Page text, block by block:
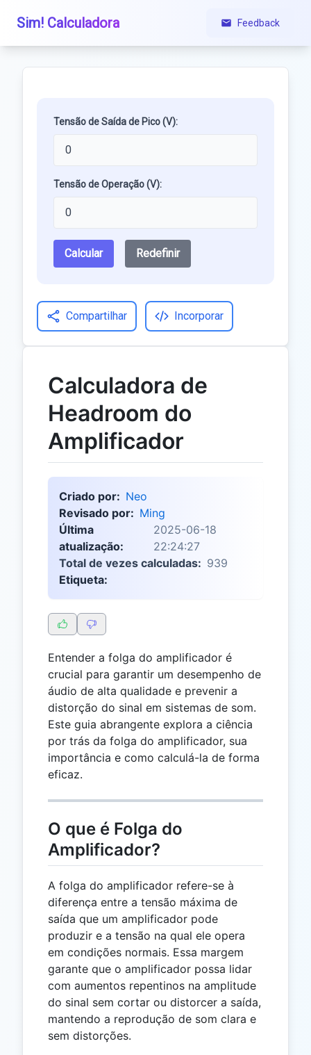
Sim! Calculadora Feedback
Tensão de Saída de Pico (V):
Tensão de Operação (V):
Calcular Redefinir
Compartilhar Incorporar
Calculadora de
Headroom do
Amplificador
Criado por: Neo
Revisado por: Ming
Última
atualização:
2025-06-18
22:24:27
Total de vezes calculadas: 939
Etiqueta:
Entender a folga do amplificador é
crucial para garantir um desempenho de
áudio de alta qualidade e prevenir a
distorção do sinal em sistemas de som.
Este guia abrangente explora a ciência
por trás da folga do amplificador, sua
importância e como calculá-la de forma
eficaz.
O que é Folga do
Amplificador?
A folga do amplificador refere-se à
diferença entre a tensão máxima de
saída que um amplificador pode
produzir e a tensão na qual ele opera
em condições normais. Essa margem
garante que o amplificador possa lidar
com aumentos repentinos na amplitude
do sinal sem cortar ou distorcer a saída,
mantendo a reprodução de som clara e
sem distorções.